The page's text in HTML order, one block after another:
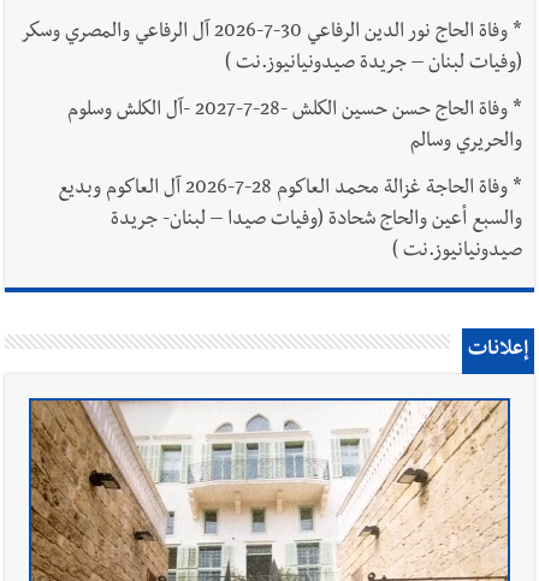
*
وفاة الحاج نور الدين الرفاعي 30-7-2026 آل الرفاعي والمصري وسكر
(وفيات لبنان – جريدة صيدونيانيوز.نت )
*
وفاة الحاج حسن حسين الكلش -28-7-2027 -آل الكلش وسلوم
والحريري وسالم
*
وفاة الحاجة غزالة محمد العاكوم 28-7-2026 آل العاكوم وبديع
والسبع أعين والحاج شحادة (وفيات صيدا – لبنان- جريدة
صيدونيانيوز.نت )
إعلانات